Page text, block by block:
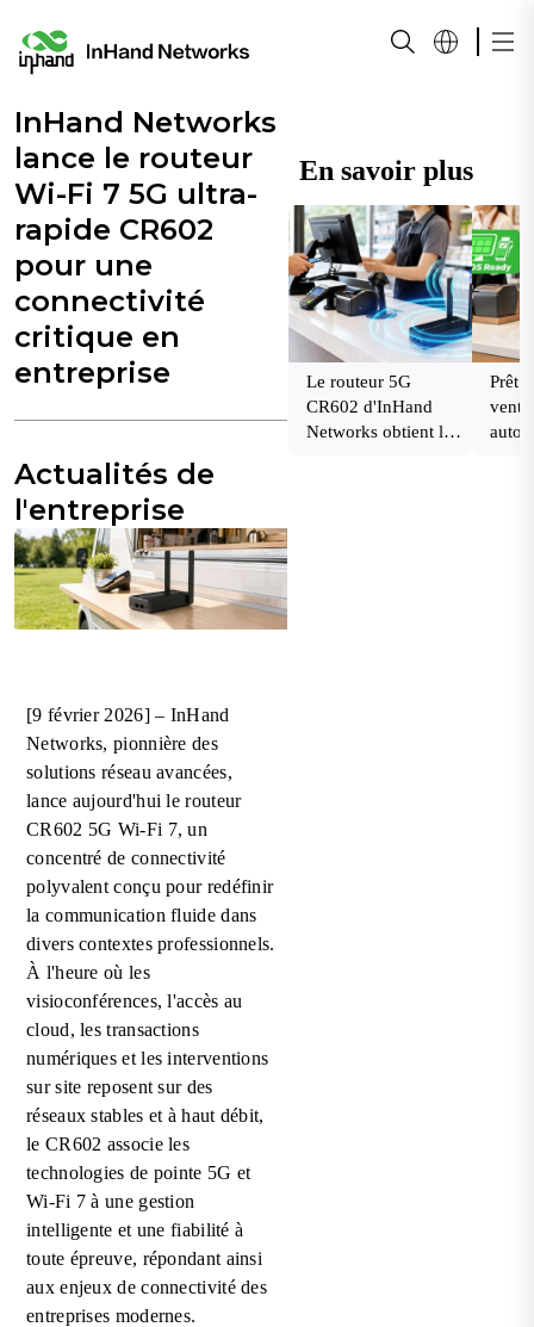
InHand Networks
lance le routeur
Wi-Fi 7 5G ultra-
rapide CR602
pour une
connectivité
critique en
entreprise
Actualités de
l'entreprise
[9 février 2026] – InHand
Networks, pionnière des
solutions réseau avancées,
lance aujourd'hui le routeur
CR602 5G Wi-Fi 7, un
concentré de connectivité
polyvalent conçu pour redéfinir
la communication fluide dans
divers contextes professionnels.
À l'heure où les
visioconférences, l'accès au
cloud, les transactions
numériques et les interventions
sur site reposent sur des
réseaux stables et à haut débit,
le CR602 associe les
technologies de pointe 5G et
Wi-Fi 7 à une gestion
intelligente et une fiabilité à
toute épreuve, répondant ainsi
aux enjeux de connectivité des
entreprises modernes.
En savoir plus
Le routeur 5G
CR602 d'InHand
Networks obtient les
Prêt